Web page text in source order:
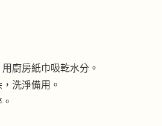
廚房紙巾吸乾水分。
洗淨備用。